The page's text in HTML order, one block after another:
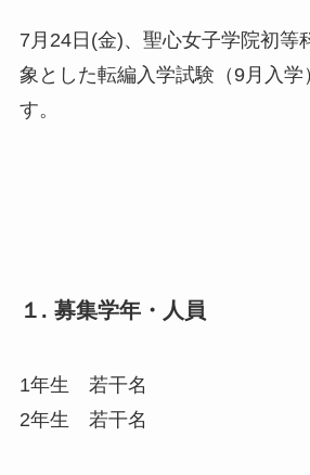
7月24日(金)、聖心女子学院初等
象とした転編入学試験（9月入学
す。
１. 募集学年・人員
1年生 若干名
2年生 若干名